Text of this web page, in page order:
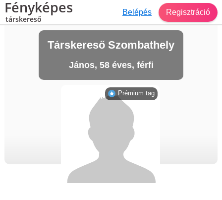
Fényképes
társkereső
Belépés Regisztráció
Társkereső Szombathely
János, 58 éves, férfi
Prémium tag